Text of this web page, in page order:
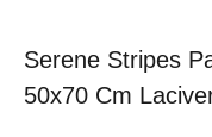
Serene Stripes
50x70 Cm